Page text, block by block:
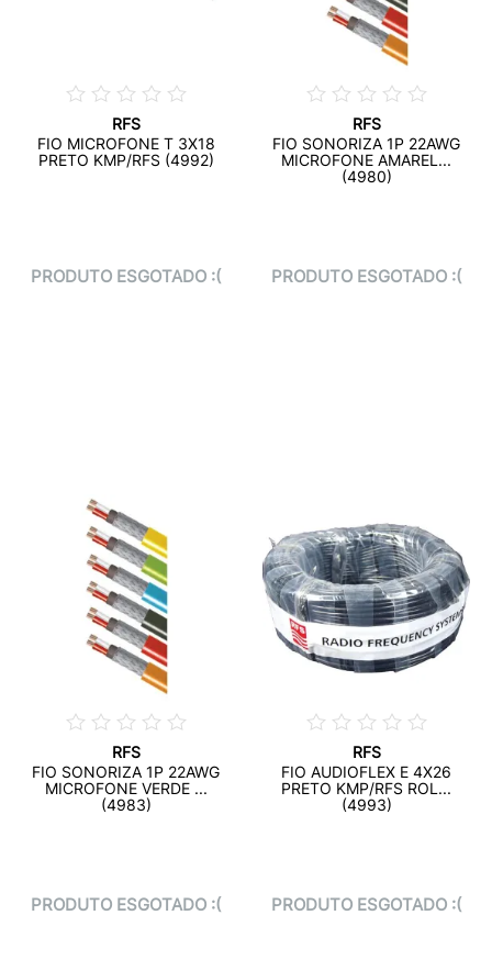
RFS
FIO MICROFONE T 3X18
PRETO KMP/RFS (4992)
PRODUTO ESGOTADO :(
RFS
FIO SONORIZA 1P 22AWG
MICROFONE AMAREL...
(4980)
PRODUTO ESGOTADO :(
RFS
FIO SONORIZA 1P 22AWG
MICROFONE VERDE ...
(4983)
PRODUTO ESGOTADO :(
RFS
FIO AUDIOFLEX E 4X26
PRETO KMP/RFS ROL...
(4993)
PRODUTO ESGOTADO :(